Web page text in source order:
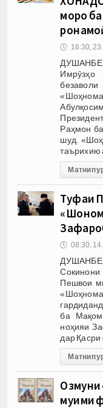
моро
🕔 16:30,
Раҳмон
шуд.
таърихию
Матни
Туҳфаи
🕔 08:30,
Сокинони
Пешвои
ба
ноҳияи
дар Қасри
Матни
Озмуни
муҳими